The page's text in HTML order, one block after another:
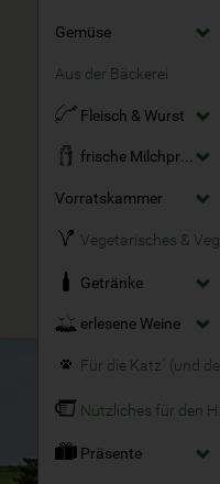
Gemüse
Aus der Bäckerei
Fleisch & Wurst
frische Milchprodukte
Vorratskammer
Getränke
erlesene Weine
Präsente